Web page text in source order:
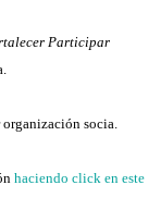
Participar
socia.
haciendo click en este